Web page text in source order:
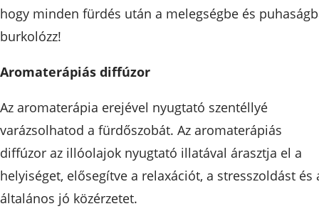
hogy minden fürdés után a melegségbe és
burkolózz!
Aromaterápiás diffúzor
Az aromaterápia erejével nyugtató szentéllyé
varázsolhatod a fürdőszobát. Az aromaterápiás
diffúzor az illóolajok nyugtató illatával árasztja el a
helyiséget, elősegítve a relaxációt, a stresszoldást és
általános jó közérzetet.